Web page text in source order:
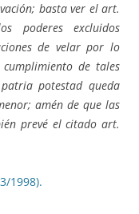
basta ver el art.
poderes excluidos
de velar por lo
de tales
potestad queda
amén de que las
prevé el citado art.
1998).